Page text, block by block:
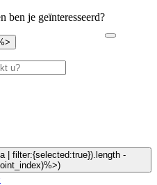
ben je geïnteresseerd?
| filter:{selected:true}).length -